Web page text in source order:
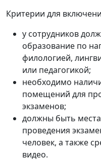
Критерии для
у сотрудников
образование по
филологией,
или педагогикой;
необходимо
помещений для
экзаменов;
должны быть
проведения
человек, а также
видео.